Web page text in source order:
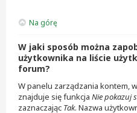
Na górę
W jaki sposób można
użytkownika na liście
forum?
W panelu zarządzania kontem,
znajduje się funkcja Nie pokazuj
zaznaczając Tak. Nazwa